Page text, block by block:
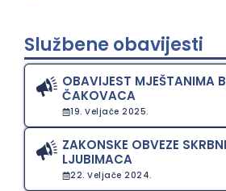
Službene obavijesti
OBAVIJEST MJEŠTANIMA
ČAKOVACA
19. Veljače 2025.
ZAKONSKE OBVEZE
LJUBIMACA
22. Veljače 2024.